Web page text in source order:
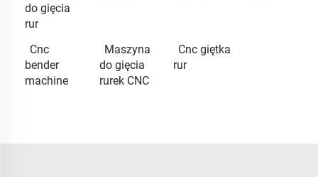
do gięcia
rur
Cnc
bender
machine
Maszyna
do gięcia
rurek CNC
Cnc giętka
rur